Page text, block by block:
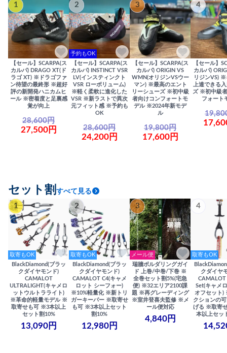
1
【セール】SCARPA(ス
カルパ) DRAGO XT(ド
ラゴ XT) ※ドラゴファ
ン待望の最終形 ※超好
評の新開発ハニカムヒ
ール ※密着度と足裏感
覚が向上
28,600円
27,500円
2
予約もOK
【セール】SCARPA(ス
カルパ) INSTINCT VSR
LV(インスティンクト
VSR ローボリューム)
※軽く柔軟に進化した
VSR ※新ラストで異次
元フィット感 ※予約も
OK
28,600円
24,200円
3
【セール】SCARPA(ス
カルパ) ORIGIN VS
WMN(オリジンVSウー
マン) ※最高のエント
リーシューズ ※初中級
者向けコンフォートモ
デル ※2024年新モデ
ル
19,800円
17,600円
4
【セール】
カルパ)
リジンVS) ※
上達できる
ズ ※初中級
フォート
セット割 すべて見る
1
取寄もOK
BlackDiamond(ブラッ
クダイヤモンド)
CAMALOT
ULTRALIGHT(キャメロ
ットウルトラライト)
※革命的軽量モデル ※
取寄せも可 ※3本以上
セット割10%
13,090円
2
取寄もOK
BlackDiamond(ブラッ
クダイヤモンド)
CAMALOT C4(キャメ
ロット シーフォー)
※10%軽量化 ※新トリ
ガーキーパー ※取寄せ
も可 ※3本以上セット
割10%
12,980円
3
メール便
瑞牆ボルダリングガイ
ド 上巻/中巻/下巻 ※
全巻セット割5%(宅急
便) ※32エリア2100課
題 ※再グレーディング
※室井登喜夫監修 ※メ
ール便対応
4,840円
4
取寄もOK
クダイヤ
Set(キャメ
オフセット)
クションの
げる ※取寄
本以上セッ